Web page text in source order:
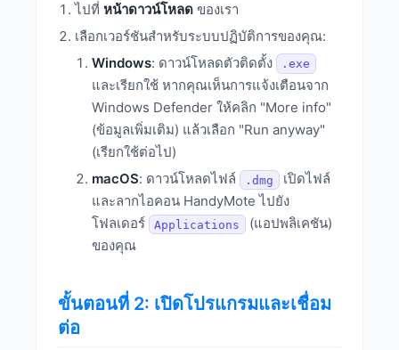
ไปที่ หน้าดาวน์โหลดของเรา
เลือกเวอร์ชันสำหรับระบบปฏิบัติการของคุณ:
Windows: ดาวน์โหลดตัวติดตั้ง .exe
และเรียกใช้ หากคุณเห็นการแจ้งเตือนจาก
Windows Defender ให้คลิก "More info"
(ข้อมูลเพิ่มเติม) แล้วเลือก "Run anyway"
(เรียกใช้ต่อไป)
macOS: ดาวน์โหลดไฟล์ .dmg เปิดไฟล์
และลากไอคอน HandyMote ไปยัง
โฟลเดอร์
Applications (แอปพลิเคชัน)
ของคุณ
ขั้นตอนที่ 2: เปิดโปรแกรมและเชื่อม
ต่อ